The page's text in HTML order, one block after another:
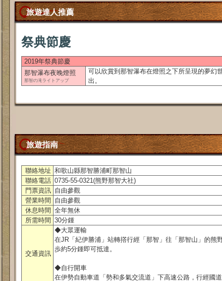
旅遊達人推薦
祭典節慶
2019年祭典節慶
那智瀑布夜晚燈照
那智の滝ライトアップ
可以欣賞到那智瀑布在燈照之下所呈現的夢幻
出。
旅遊指南
聯絡地址 和歌山縣那智勝浦町那智山
聯絡電話 0735-55-0321(熊野那智大社)
門票資訊 自由參觀
營業時間
自由參觀
休息時間 全年無休
所需時間 30分鍾
交通資訊
◆大眾運輸
在JR「紀伊勝浦」站轉撘行經「那智」往「那智山」的熊
歩約5分鍾即可抵達。
◆自行開車
在伊勢自動車道「勢和多氣交流道」下高速公路，行經國